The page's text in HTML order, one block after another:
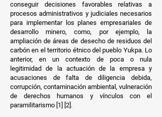
conseguir decisiones favorables relativas a
procesos administrativos y judiciales necesarios
para implementar los planes empresariales de
desarrollo minero, como, por ejemplo, la
ampliación de áreas de desecho de residuos del
carbón en el territorio étnico del pueblo Yukpa. Lo
anterior, en un contexto de poca o nula
legitimidad de la actuación de la empresa y
acusaciones de falta de diligencia debida,
corrupción, contaminación ambiental, vulneración
de derechos humanos y vínculos con el
paramilitarismo [1] [2].